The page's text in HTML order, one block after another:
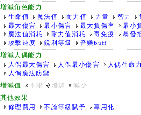
增減角色能力
生命值
魔法值 耐力值 力量 智力
最大傷害
最小傷害 最大負傷率 最小
魔法值消耗
耐力值消耗 毒免疫 暴發
攻擊速度
銳利等級
音樂buff
增減人偶能力
人偶最大傷害
人偶最小傷害 人偶生命力
人偶魔法防禦
增減值
不限 增加
減少
其他效果
修理費用
不論等級賦予
專用化